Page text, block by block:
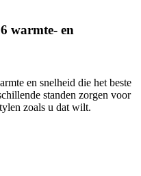
warmte- en
en snelheid die het beste
standen zorgen voor
zoals u dat wilt.